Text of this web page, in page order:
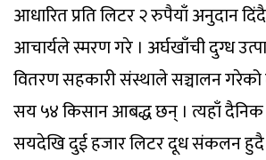
आधारित प्रति लिटर २ रुपैयाँ अनुदान
आचार्यले स्मरण गरे । अर्घखाँची दुग्ध
वितरण सहकारी संस्थाले सञ्चालन गरेको
सय ५४ किसान आबद्ध छन् । त्यहाँ
सयदेखि दुई हजार लिटर दूध संकलन